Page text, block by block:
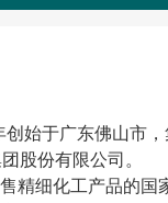
始于广东佛山市
股份有限公司。
精细化工产品的